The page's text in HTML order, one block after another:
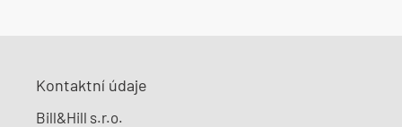
Kontaktní údaje
Bill&Hill s.r.o.